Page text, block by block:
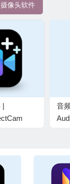
摄像头软件
|
音